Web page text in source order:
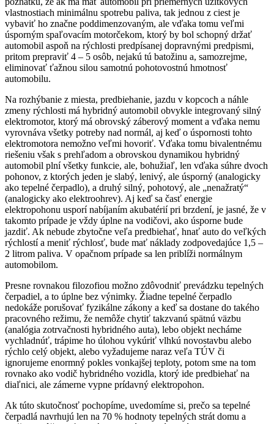
vlastnostiach minimálnu spotrebu paliva, tak jednou z ciest je
vybaviť ho značne poddimenzovaným, ale vďaka tomu veľmi
úsporným spaľovacím motorčekom, ktorý by bol schopný držať
automobil aspoň na rýchlosti predpísanej dopravnými predpismi,
pritom prepraviť 4 – 5 osôb, nejakú tú batožinu a, samozrejme,
eliminovať ťažnou silou samotnú pohotovostnú hmotnosť
automobilu.
Na rozhýbanie z miesta, predbiehanie, jazdu v kopcoch a náhle
zmeny rýchlosti má hybridný automobil obvykle integrovaný silný
elektromotor, ktorý má obrovský záberový moment a vďaka nemu
vyrovnáva všetky potreby nad normál, aj keď o úspornosti tohto
elektromotora nemožno veľmi hovoriť. Vďaka tomu bivalentnému
riešeniu však s prehľadom a obrovskou dynamikou hybridný
automobil plní všetky funkcie, ale, bohužiaľ, len vďaka súhre dvoch
pohonov, z ktorých jeden je slabý, lenivý, ale úsporný (analogicky
ako tepelné čerpadlo), a druhý silný, pohotový, ale „nenažratý“
(analogicky ako elektroohrev). Aj keď sa časť energie
elektropohonu usporí nabíjaním akubatérií pri brzdení, je jasné, že v
takomto prípade je vždy úplne na vodičovi, ako úsporne bude
jazdiť. Ak nebude zbytočne veľa predbiehať, hnať auto do veľkých
rýchlostí a meniť rýchlosť, bude mať náklady zodpovedajúce 1,5 –
2 litrom paliva. V opačnom prípade sa len priblíži normálnym
automobilom.
Presne rovnakou filozofiou možno zdôvodniť prevádzku tepelných
čerpadiel, a to úplne bez výnimky. Žiadne tepelné čerpadlo
nedokáže porušovať fyzikálne zákony a keď sa dostane do takého
pracovného režimu, že nemôže chytiť takzvanú spätnú väzbu
(analógia zotrvačnosti hybridného auta), lebo objekt necháme
vychladnúť, trápime ho úlohou vykúriť vlhkú novostavbu alebo
rýchlo celý objekt, alebo vyžadujeme naraz veľa TÚV či
ignorujeme enormný pokles vonkajšej teploty, potom sme na tom
rovnako ako vodič hybridného vozidla, ktorý ide predbiehať na
diaľnici, ale zámerne vypne prídavný elektropohon.
Ak túto skutočnosť pochopíme, uvedomíme si, prečo sa tepelné
čerpadlá navrhujú len na 70 % hodnoty tepelných strát domu a